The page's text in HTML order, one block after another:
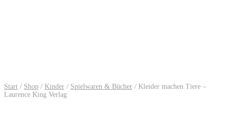
Start / Shop / Kinder / Spielwaren & Bücher /Kleider machen Tiere –
Laurence King Verlag